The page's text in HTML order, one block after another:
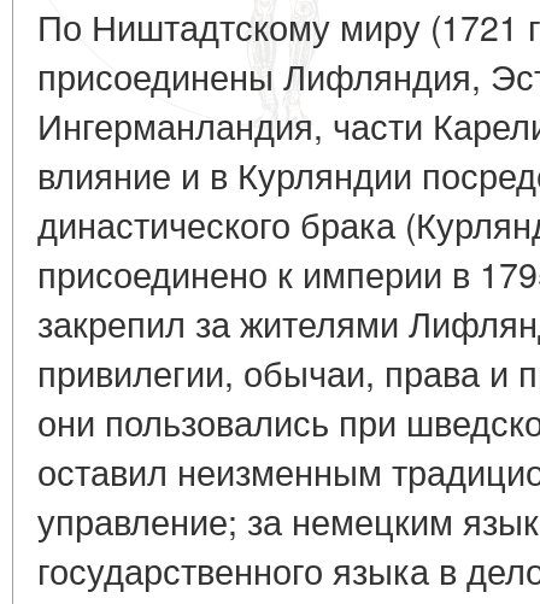
По Ништадтскому миру (1721
присоединены Лифляндия,
Ингерманландия, части
влияние и в Курляндии
династического брака
присоединено к империи в
закрепил за жителями
привилегии, обычаи, права и
они пользовались при
оставил неизменным
управление; за немецким
государственного языка в